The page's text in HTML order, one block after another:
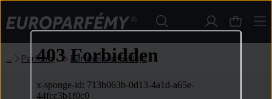
Parfémy Parfémované oleje